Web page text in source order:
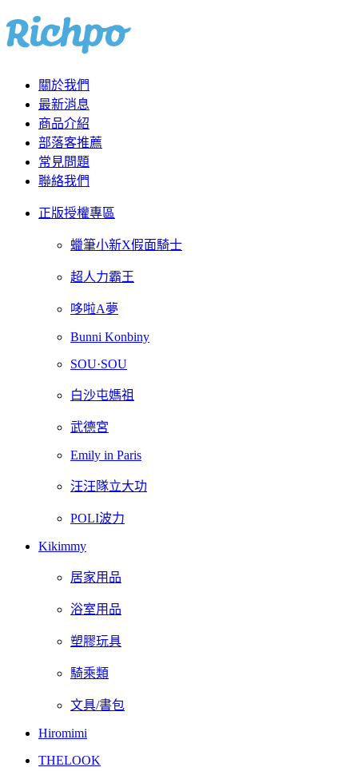
關於我們
最新消息
商品介紹
部落客推薦
常見問題
聯絡我們
正版授權專區
蠟筆小新X假面騎士
超人力霸王
哆啦A夢
Bunni Konbiny
SOU·SOU
白沙屯媽祖
武德宮
Emily in Paris
汪汪隊立大功
POLI波力
Kikimmy
居家用品
浴室用品
塑膠玩具
騎乘類
文具/書包
Hiromimi
THELOOK